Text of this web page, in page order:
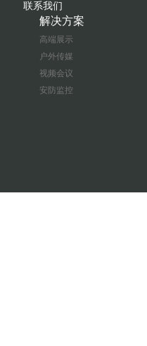
联系我们
解决方案
高端展示
户外传媒
视频会议
安防监控